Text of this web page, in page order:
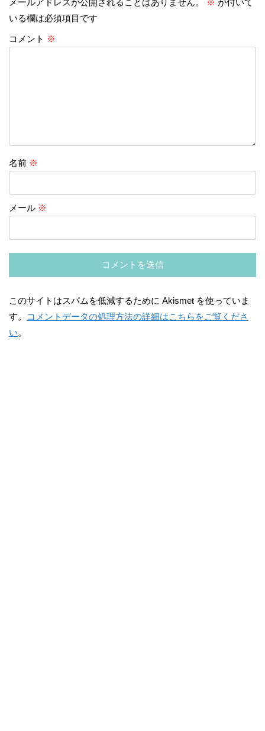
メールアドレスが公開されることはありません。 ※ が付いて
いる欄は必須項目です
コメント ※
名前 ※
メール ※
このサイトはスパムを低減するために Akismet を使っていま
す。
コメントデータの処理方法の詳細はこちらをご覧くださ
い。